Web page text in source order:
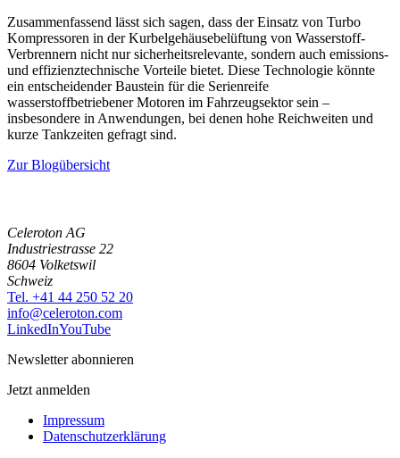
Zusammenfassend lässt sich sagen, dass der Einsatz von Turbo
Kompressoren in der Kurbelgehäusebelüftung von Wasserstoff-
Verbrennern nicht nur sicherheitsrelevante, sondern auch emissions-
und effizienztechnische Vorteile bietet. Diese Technologie könnte
ein entscheidender Baustein für die Serienreife
wasserstoffbetriebener Motoren im Fahrzeugsektor sein –
insbesondere in Anwendungen, bei denen hohe Reichweiten und
kurze Tankzeiten gefragt sind.
Zur Blogübersicht
Celeroton AG
Industriestrasse 22
8604 Volketswil
Schweiz
Tel. +41 44 250 52 20
moc.notorelec@ofni
LinkedInYouTube
Newsletter abonnieren
Jetzt anmelden
Impressum
Datenschutzerklärung